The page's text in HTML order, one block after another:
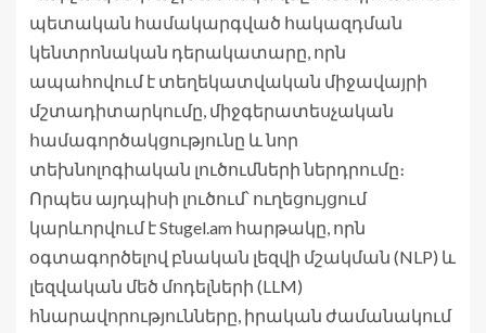
պետական համակարգված հակազդման
կենտրոնական դերակատարը, որն
ապահովում է տեղեկատվական միջավայրի
մշտադիտարկումը, միջգերատեսչական
համագործակցությունը և նոր
տեխնոլոգիական լուծումների ներդրումը։
Որպես այդպիսի լուծում՝ ուղեցույցում
կարևորվում է Stugel.am հարթակը, որն
օգտագործելով բնական լեզվի մշակման (NLP) և
լեզվական մեծ մոդելների (LLM)
հնարավորությունները, իրական ժամանակում